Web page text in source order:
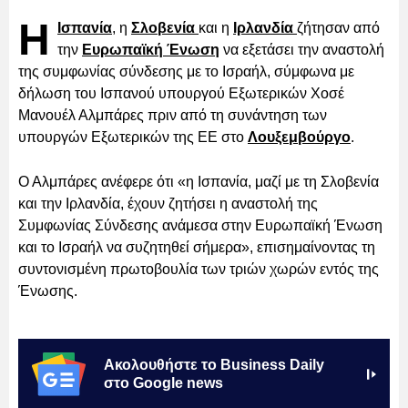
Η Ισπανία, η Σλοβενία και η Ιρλανδία ζήτησαν από
την Ευρωπαϊκή Ένωση να εξετάσει την αναστολή
της συμφωνίας σύνδεσης με το Ισραήλ, σύμφωνα με
δήλωση του Ισπανού υπουργού Εξωτερικών Χοσέ
Μανουέλ Αλμπάρες πριν από τη συνάντηση των
υπουργών Εξωτερικών της ΕΕ στο Λουξεμβούργο.
Ο Αλμπάρες ανέφερε ότι «η Ισπανία, μαζί με τη Σλοβενία
και την Ιρλανδία, έχουν ζητήσει η αναστολή της
Συμφωνίας Σύνδεσης ανάμεσα στην Ευρωπαϊκή Ένωση
και το Ισραήλ να συζητηθεί σήμερα», επισημαίνοντας τη
συντονισμένη πρωτοβουλία των τριών χωρών εντός της
Ένωσης.
Ακολουθήστε το Business Daily
στο Google news